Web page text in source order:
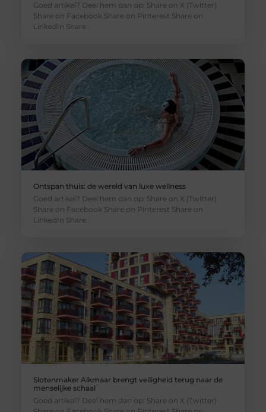
Goed artikel? Deel hem dan op: Share on X (Twitter)
Share on Facebook Share on Pinterest Share on
LinkedIn Share
Ontspan thuis: de wereld van luxe wellness
Goed artikel? Deel hem dan op: Share on X (Twitter)
Share on Facebook Share on Pinterest Share on
LinkedIn Share
Slotenmaker Alkmaar brengt veiligheid terug naar de
menselijke schaal
Goed artikel? Deel hem dan op: Share on X (Twitter)